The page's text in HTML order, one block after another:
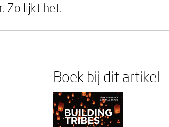
Zo lijkt het.
Boek bij dit artikel